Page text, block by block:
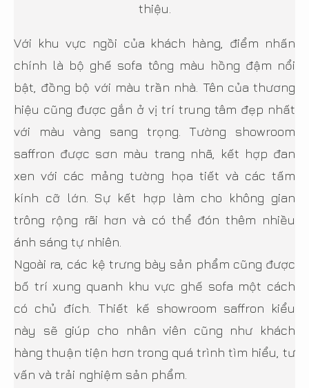
thiệu.
Với khu vực ngồi của khách hàng, điểm nhấn
chính là bộ ghế sofa tông màu hồng đậm nổi
bật, đồng bộ với màu trần nhà. Tên của thương
hiệu cũng được gắn ở vị trí trung tâm đẹp nhất
với màu vàng sang trọng. Tường showroom
saffron được sơn màu trang nhã, kết hợp đan
xen với các mảng tường họa tiết và các tấm
kính cỡ lớn. Sự kết hợp làm cho không gian
trông rộng rãi hơn và có thể đón thêm nhiều
ánh sáng tự nhiên.
Ngoài ra, các kệ trưng bày sản phẩm cũng được
bố trí xung quanh khu vực ghế sofa một cách
có chủ đích. Thiết kế showroom saffron kiểu
này sẽ giúp cho nhân viên cũng như khách
hàng thuận tiện hơn trong quá trình tìm hiểu, tư
vấn và trải nghiệm sản phẩm.